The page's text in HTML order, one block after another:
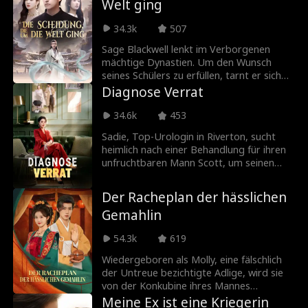
sich ihre Zukunft.
Welt ging
34.3k
507
Sage Blackwell lenkt im Verborgenen
mächtige Dynastien. Um den Wunsch
seines Schülers zu erfüllen, tarnt er sich
als Schwiegersohn der Familie Neill. Drei
Jahre lang bewahrt er sie vor dem Ruin,
wird aber wie ein Diener behandelt. Als er
Neills. Zu spät erkennt seine Ex-Frau die
Wahrheit und fleht ihn an,
zurückzukehren.
Diagnose Verrat
34.6k
453
Sadie, Top-Urologin in Riverton, sucht
heimlich nach einer Behandlung für ihren
unfruchtbaren Mann Scott, um seinen
zur Obsession wird, täuscht Millie eine
Schwangerschaft vor, um ihn zu verführen.
Der Gipfel des Betrugs: Scott schenkt
Sadie mit einer Fälschung ab. Mithilfe
ihrer Assistentin und Patienten deckt
Sadie die Wahrheit auf, bricht ihr
Schweigen und schlägt unerbittlich zurück.
Der Racheplan der hässlichen
Gemahlin
54.3k
619
Wiedergeboren als Molly, eine fälschlich
der Untreue bezichtigte Adlige, wird sie
von der Konkubine ihres Mannes
vergiftet. Als jedoch eine moderne
Meine Ex ist eine Kriegerin